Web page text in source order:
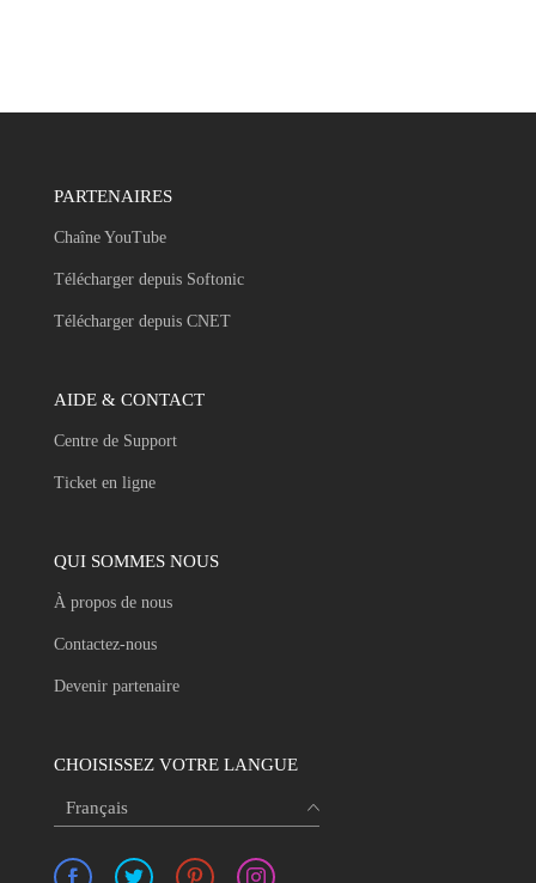
PARTENAIRES
Chaîne YouTube
Télécharger depuis Softonic
Télécharger depuis CNET
AIDE & CONTACT
Centre de Support
Ticket en ligne
QUI SOMMES NOUS
À propos de nous
Contactez-nous
Devenir partenaire
CHOISISSEZ VOTRE LANGUE
Français